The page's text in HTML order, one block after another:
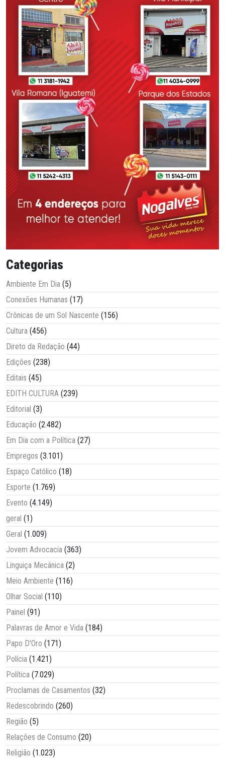
Categorias
Ambiente Em Dia (5)
Conexões Humanas (17)
Crônicas de um Sol Nascente (156)
Cultura (456)
Direto da Redação (44)
Edições (238)
Editais (45)
EDITH CULTURA (239)
Editorial (3)
Educação (2.482)
Em Dia com a Política (27)
Empregos (3.101)
Espaço Católico (18)
Esporte (1.769)
Evento (4.149)
geral (1)
Geral (1.009)
Jovem Advocacia (363)
Linguiça Mecânica (2)
Meio Ambiente (116)
Olhar Social (110)
Painel (91)
Palavras de Amor e Vida (184)
Papo D'Oro (171)
Polícia (1.421)
Política (7.029)
Proclamas de Casamentos (32)
Redescobrindo (260)
Região (5)
Relações de Consumo (20)
Religião (1.023)